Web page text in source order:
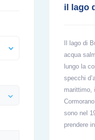
il lago
Il lago di
acqua
lungo la
specchi
marittimo,
sono nel
prendere